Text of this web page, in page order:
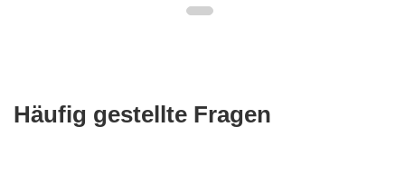
Häufig gestellte Fragen